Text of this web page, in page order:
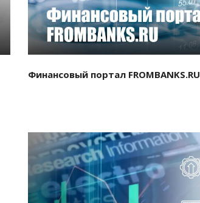
Финансовый портал FROMBANKS.RU